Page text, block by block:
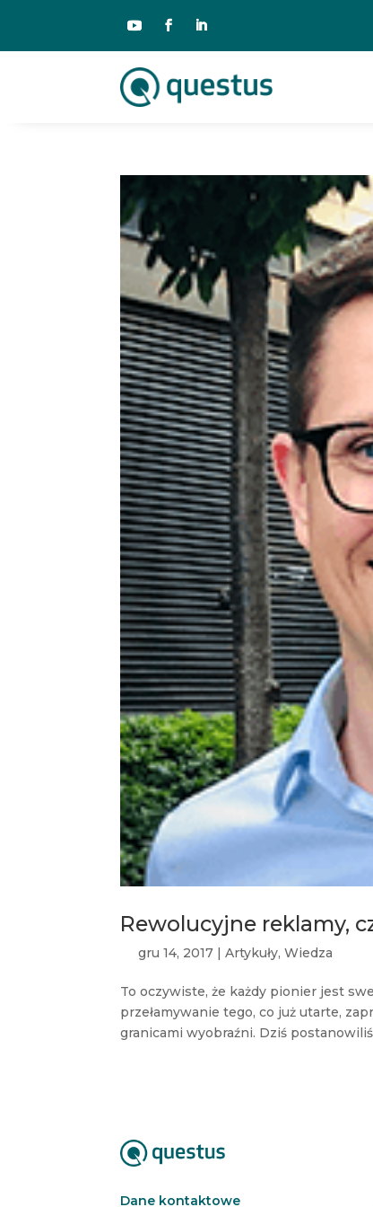
Rewolucyjne reklamy,
gru 14, 2017 |Artykuły,Wiedza
To oczywiste, że każdy pionier jest
przełamywanie tego, co już utarte,
granicami wyobraźni. Dziś
Dane kontaktowe